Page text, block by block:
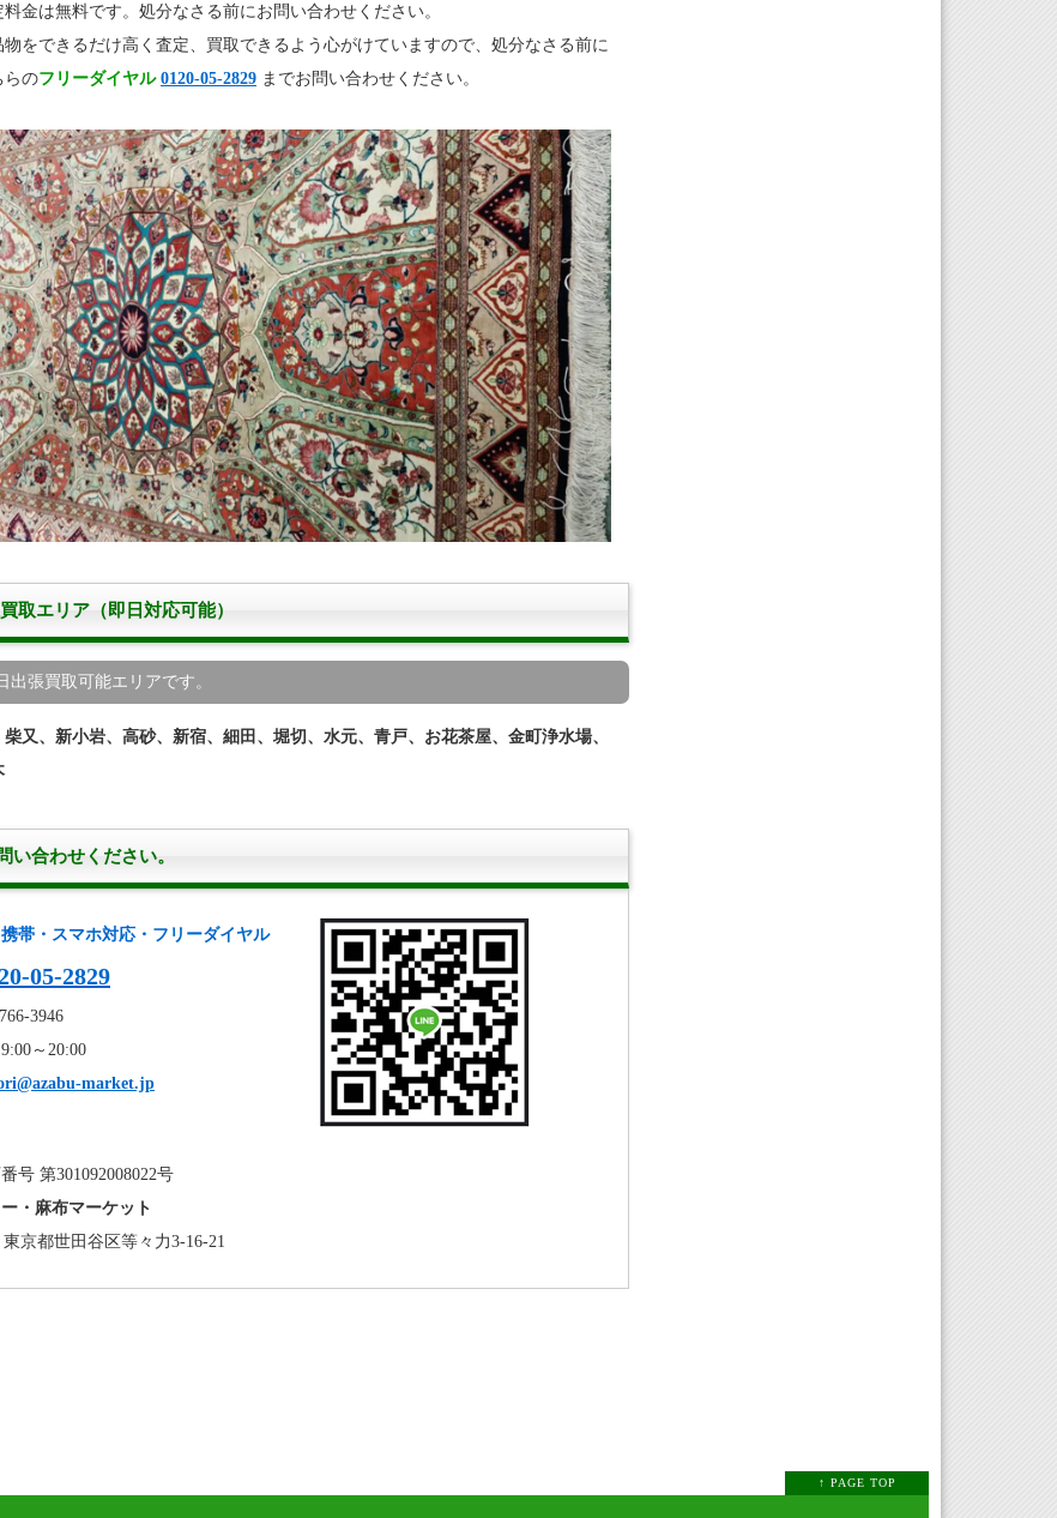
料金は無料です。処分なさる前にお問い合わせください。
物をできるだけ高く査定、買取できるよう心がけていますので、処分なさる前に
らのフリーダイヤル 0120-05-2829 までお問い合わせください。
取エリア（即日対応可能）
出張買取可能エリアです。
又、新小岩、高砂、新宿、細田、堀切、水元、青戸、お花茶屋、金町浄水場、
い合わせください。
帯・スマホ対応・フリーダイヤル
05-2829
3946
～20:00
market.jp
号 第301092008022号
・麻布マーケット
東京都世田谷区等々力3-16-21
↑ PAGE TOP